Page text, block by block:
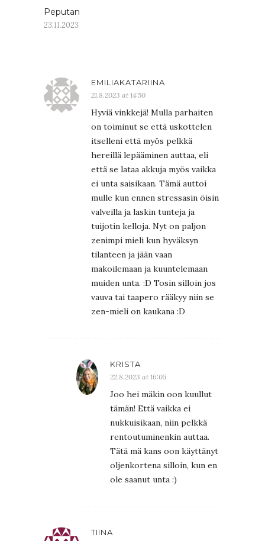
Peputan
23.11.2023
EMILIAKATARIINA
21.8.2023 at 14:50
Hyviä vinkkejä! Mulla parhaiten
on toiminut se että uskottelen
itselleni että myös pelkkä
hereillä lepääminen auttaa, eli
että se lataa akkuja myös vaikka
ei unta saisikaan. Tämä auttoi
mulle kun ennen stressasin öisin
valveilla ja laskin tunteja ja
tuijotin kelloja. Nyt on paljon
zenimpi mieli kun hyväksyn
tilanteen ja jään vaan
makoilemaan ja kuuntelemaan
muiden unta. :D Tosin silloin jos
vauva tai taapero rääkyy niin se
zen-mieli on kaukana :D
KRISTA
22.8.2023 at 16:05
Joo hei mäkin oon kuullut
tämän! Että vaikka ei
nukkuisikaan, niin pelkkä
rentoutuminenkin auttaa.
Tätä mä kans oon käyttänyt
oljenkortena silloin, kun en
ole saanut unta :)
TIINA